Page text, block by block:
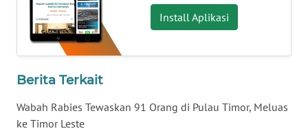
Install Aplikasi
Berita Terkait
Wabah Rabies Tewaskan 91 Orang di Pulau Timor, Meluas
ke Timor Leste
JATIM
BALI
WN
KALBAR